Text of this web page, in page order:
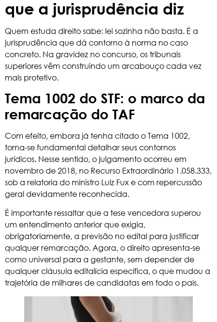
que a jurisprudência diz
Quem estuda direito sabe: lei sozinha não basta. É a
jurisprudência que dá contorno à norma no caso
concreto. Na gravidez no concurso, os tribunais
superiores vêm construindo um arcabouço cada vez
mais protetivo.
Tema 1002 do STF: o marco da
remarcação do TAF
Com efeito, embora já tenha citado oTema 1002,
torna-se fundamental detalhar seus contornos
jurídicos. Nesse sentido, o julgamento ocorreu em
novembro de 2018, no Recurso Extraordinário 1.058.333,
sob a relatoria do ministro Luiz Fux e com repercussão
geral devidamente reconhecida.
É importante ressaltar que a tese vencedora superou
um entendimento anterior que exigia,
obrigatoriamente, a previsão no edital para justificar
qualquer remarcação. Agora, o direito apresenta-se
como universal para a gestante, sem depender de
qualquer cláusula editalícia específica, o que mudou a
trajetória de milhares de candidatas em todo o país.